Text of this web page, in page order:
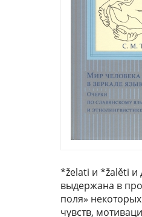
*želati и *žalěti и
выдержана в
поля»
чувств,